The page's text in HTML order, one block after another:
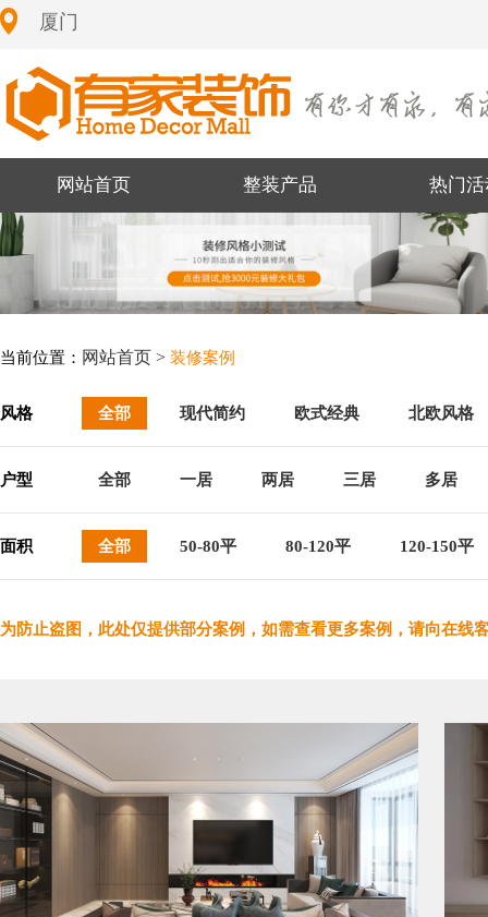
厦门
网站首页 整装产品 热门活
当前位置： 网站首页 > 装修案例
风格 全部 现代简约 欧式经典 北欧风格
户型 全部 一居 两居 三居 多居
面积 全部 50-80平 80-120平 120-150平
为防止盗图，此处仅提供部分案例，如需查看更多案例，请向在线